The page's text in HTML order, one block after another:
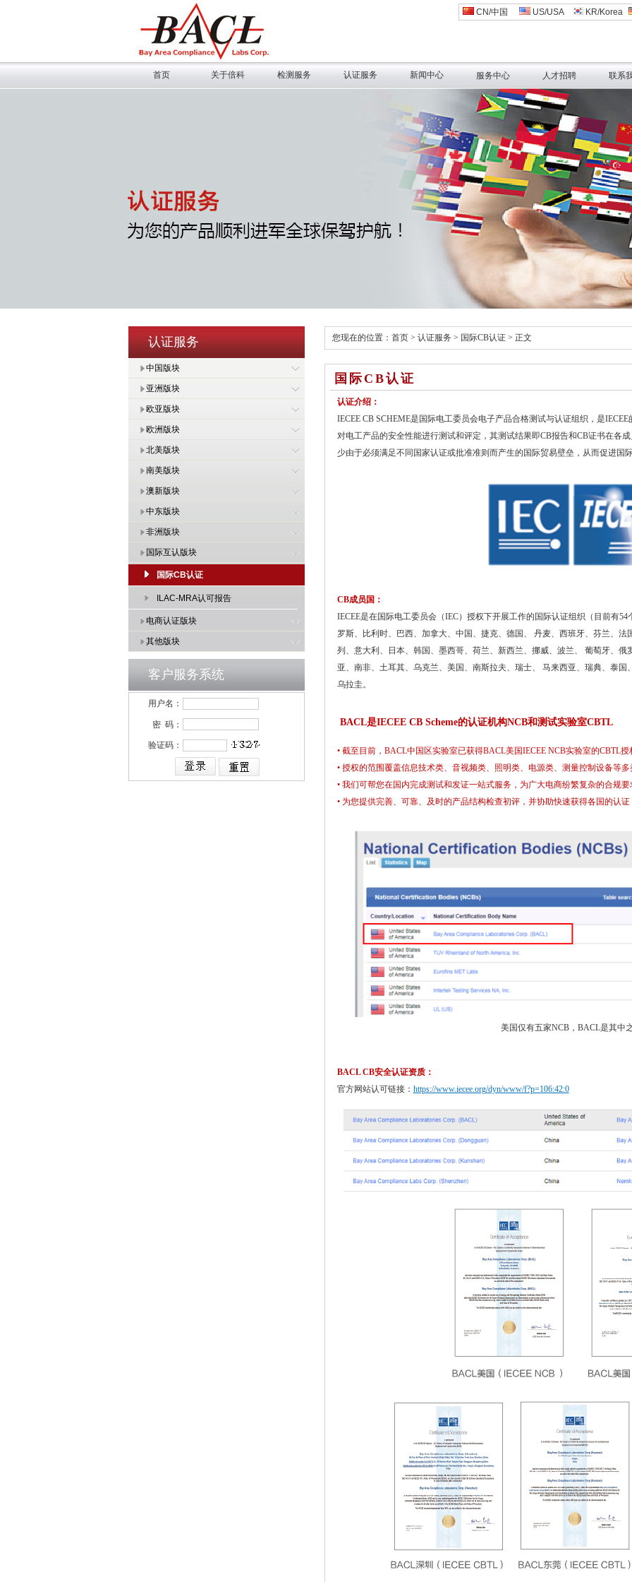
CN/中国 US/USA KR/Korea
首页 关于倍科 检测服务 认证服务 新闻中心 服务中心 人才招聘 联系
认证服务
中国版块
亚洲版块
欧亚版块
欧洲版块
北美版块
南美版块
澳新版块
中东版块
非洲版块
国际互认版块
国际CB认证
ILAC-MRA认可报告
电商认证版块
其他版块
客户服务系统
用户名：
密 码：
验证码：
您现在的位置： 首页 > 认证服务 > 国际CB认证 > 正文
国际CB认证
认证介绍：
IECEE CB SCHEME是国际电工委员会电子产品合格测试与认证组织，是
对电工产品的安全性能进行测试和评定，其测试结果即CB报告和CB证书在各
少由于必须满足不同国家认证或批准准则而产生的国际贸易壁垒，从而促进国
CB成员国：
IECEE是在国际电工委员会（IEC）授权下开展工作的国际认证组织（目前有
罗斯、比利时、巴西、加拿大、中国、捷克、德国、 丹麦、西班牙、芬兰、
列、意大利、日本、韩国、墨西哥、荷兰、新西兰、挪威、波兰、 葡萄牙、
亚、南非、土耳其、乌克兰、美国、南斯拉夫、瑞士、 马来西亚、瑞典、泰
乌拉圭。
BACL是IECEE CB Scheme的认证机构NCB和测试实验室CBTL
• 截至目前，BACL中国区实验室已获得BACL美国IECEE NCB实验室的CBTL授
• 授权的范围覆盖信息技术类、音视频类、照明类、电源类、测量控制设备等
• 我们可帮您在国内完成测试和发证一站式服务，为广大电商纷繁复杂的合规
• 为您提供完善、可靠、及时的产品结构检查初评，并协助快速获得各国的认
美国仅有五家NCB，BACL是其中
BACL CB安全认证资质：
官方网站认可链接： https://www.iecee.org/dyn/www/f?p=106:42:0